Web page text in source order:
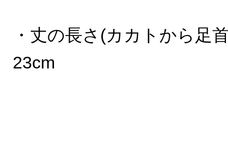
・丈の長さ(カカトから足
23cm